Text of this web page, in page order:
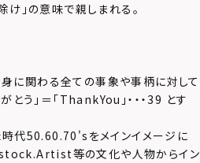
」の意味で親しまれる。
に関わる全ての事象や事柄に対して
う」＝「ThankYou」・・・39 とす
代50.60.70'sをメインイメージに
等の文化や人物からイン